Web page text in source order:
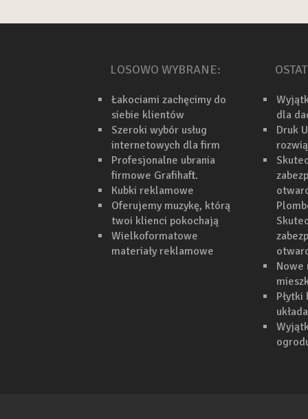
LOSOWO WYBRANE:
Łakociami zachęcimy do
siebie klientów
Szeroki wybór usług
internetowych dla firm
Profesjonalne ubrania
firmowe Grafihaft.
Kubki reklamowe
Oferujemy muzykę, którą
twoi klienci pokochają
Wielkoformatowe
materiały reklamowe
dla
Druk
Nowe